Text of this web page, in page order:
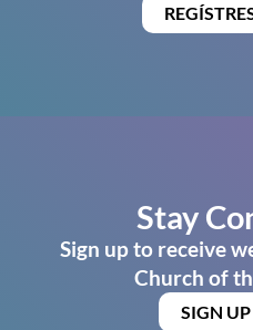
Stay
Sign up to receive
Church of
SIGN UP